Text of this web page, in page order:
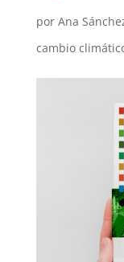
por Ana
cambio